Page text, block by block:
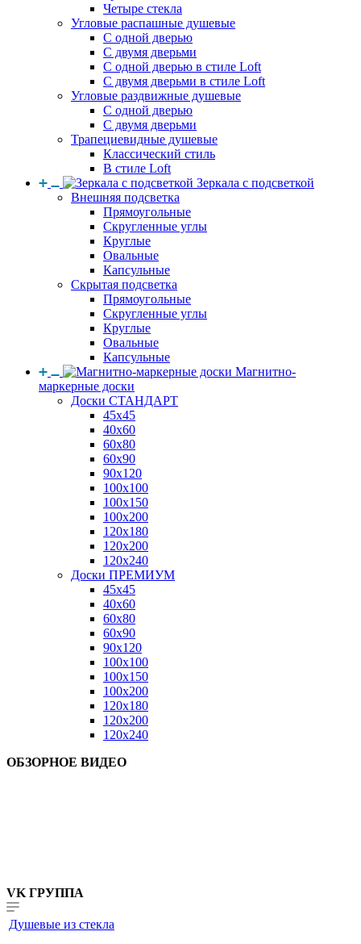
Четыре стекла
Угловые распашные душевые
С одной дверью
С двумя дверьми
С одной дверью в стиле Loft
С двумя дверьми в стиле Loft
Угловые раздвижные душевые
С одной дверью
С двумя дверьми
Трапециевидные душевые
Классический стиль
В стиле Loft
Зеркала с подсветкой
Внешняя подсветка
Прямоугольные
Скругленные углы
Круглые
Овальные
Капсульные
Скрытая подсветка
Прямоугольные
Скругленные углы
Круглые
Овальные
Капсульные
Магнитно-
маркерные доски
Доски СТАНДАРТ
45x45
40x60
60x80
60x90
90x120
100x100
100x150
100x200
120x180
120x200
120x240
Доски ПРЕМИУМ
45x45
40x60
60x80
60x90
90x120
100x100
100x150
100x200
120x180
120x200
120x240
ОБЗОРНОЕ ВИДЕО
VK ГРУППА
Душевые из стекла